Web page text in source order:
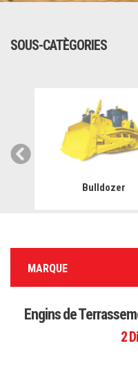
SOUS-CATÈGORIES
Bulldozer
MARQUE
Engins de
2